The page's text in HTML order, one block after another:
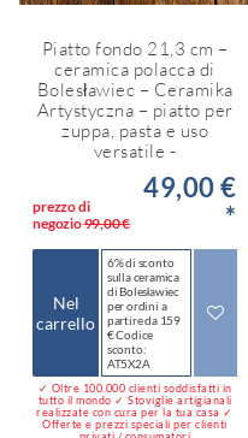
Piatto fondo 21,3 cm –
ceramica polacca di
Bolesławiec – Ceramika
Artystyczna – piatto per
zuppa, pasta e uso
versatile -
prezzo di
negozio99,00 €
49,00 €
*
Nel
carrello
6% di sconto
sulla ceramica
di Bolesławiec
per ordini a
partire da 159
€ Codice
sconto:
AT5X2A
✓ Oltre 100.000 clienti soddisfatti in
tutto il mondo ✓ Stoviglie artigianali
realizzate con cura per la tua casa ✓
Offerte e prezzi speciali per clienti